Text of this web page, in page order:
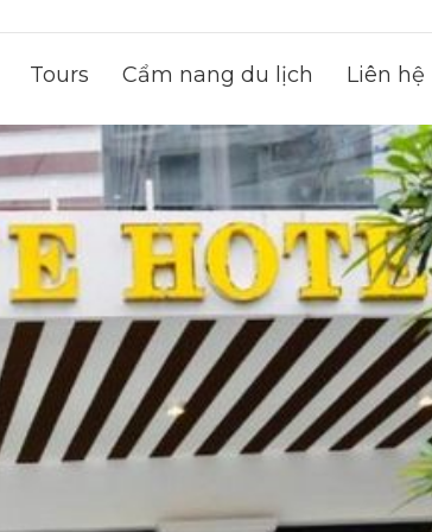
Tours Cẩm nang du lịch Liên hệ